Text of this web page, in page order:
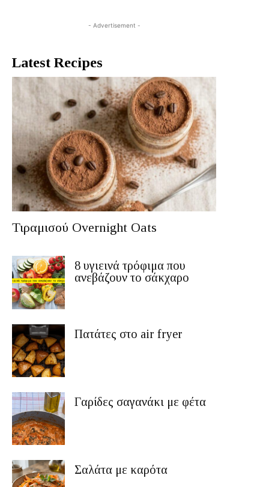
- Advertisement -
Latest Recipes
Τιραμισού Overnight Oats
8 υγιεινά τρόφιμα που
ανεβάζουν το σάκχαρο
Πατάτες στο air fryer
Γαρίδες σαγανάκι με φέτα
Σαλάτα με καρότα